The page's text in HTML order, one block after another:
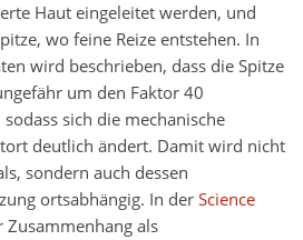
Haut eingeleitet werden, und
wo feine Reize entstehen. In
wird beschrieben, dass die Spitze
um den Faktor 40
sich die mechanische
deutlich ändert. Damit wird nicht
sondern auch dessen
ortsabhängig. In derScience
Zusammenhang als